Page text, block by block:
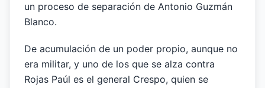
un proceso de separación de Antonio Guzmán
Blanco.
De acumulación de un poder propio, aunque no
era militar, y uno de los que se alza contra
Rojas Paúl es el general Crespo, quien se